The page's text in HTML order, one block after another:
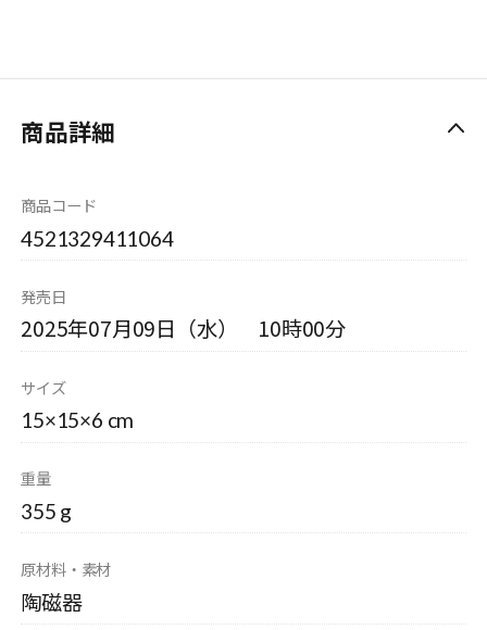
商品詳細
商品コード
4521329411064
発売日
2025年07月09日（水） 10時00分
サイズ
15×15×6 cm
重量
355 g
原材料・素材
陶磁器